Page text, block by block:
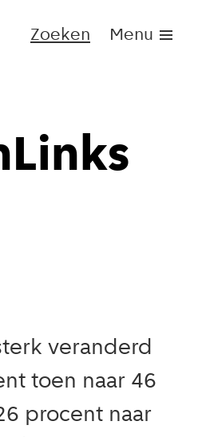
Zoeken Menu
veranderd
toen naar 46
procent naar